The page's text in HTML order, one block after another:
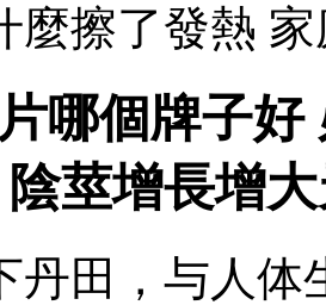
麼擦了發熱
哪個牌子
莖增長增
丹田，与人